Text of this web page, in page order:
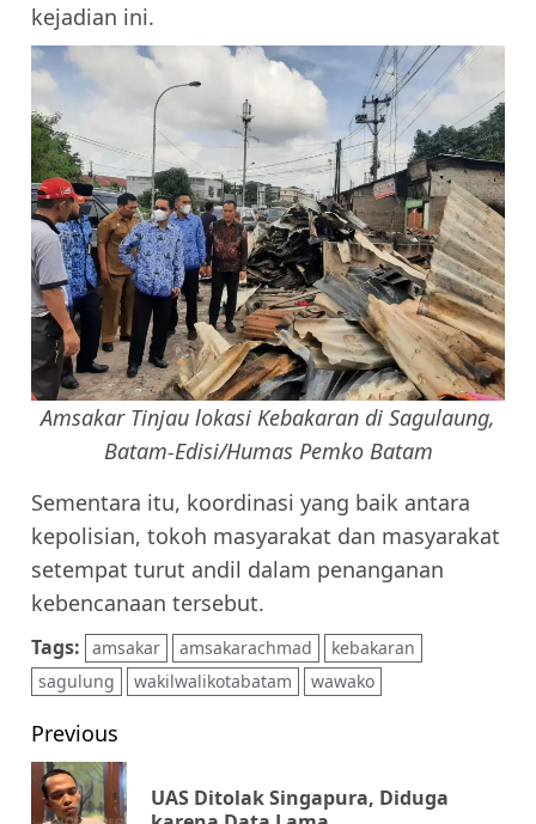
kejadian ini.
Amsakar Tinjau lokasi Kebakaran di Sagulaung,
Batam-Edisi/Humas Pemko Batam
Sementara itu, koordinasi yang baik antara
kepolisian, tokoh masyarakat dan masyarakat
setempat turut andil dalam penanganan
kebencanaan tersebut.
Tags: amsakar amsakarachmad
kebakaran
sagulung
wakilwalikotabatam wawako
Post
navigation
Previous
UAS Ditolak Singapura, Diduga